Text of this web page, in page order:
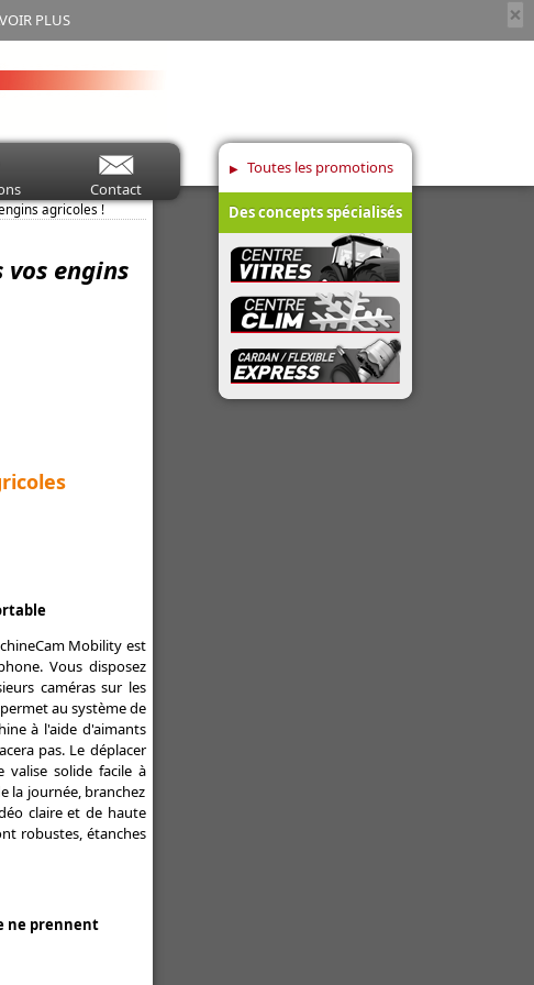
×
PLUS
Contact
agricoles !
engins
Mobility est
Vous disposez
caméras sur les
au système de
à l'aide d'aimants
pas. Le déplacer
solide facile à
la journée, branchez
claire et de haute
robustes, étanches
ne prennent
Toutes les promotions
Des concepts spécialisés